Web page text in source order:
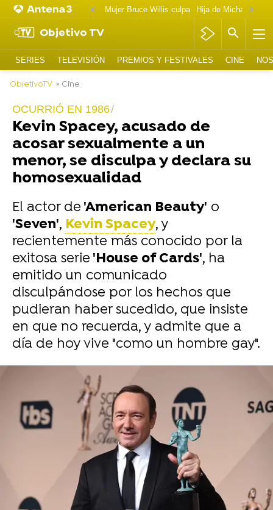
Mujer Bruce Willis culpa
Objetivo TV
SERIES TELEVISIÓN PREMIOS Y FESTIVALES CINE
ObjetivoTV » Cine
OCURRIÓ EN 1986
Kevin Spacey, acusado de
acosar sexualmente a un
menor, se disculpa y declara su
homosexualidad
El actor de 'American Beauty' o
'Seven', Kevin Spacey, y
recientemente más conocido por la
exitosa serie 'House of Cards', ha
emitido un comunicado
disculpándose por los hechos que
pudieran haber sucedido, que insiste
en que no recuerda, y admite que a
día de hoy vive "como un hombre gay".
-